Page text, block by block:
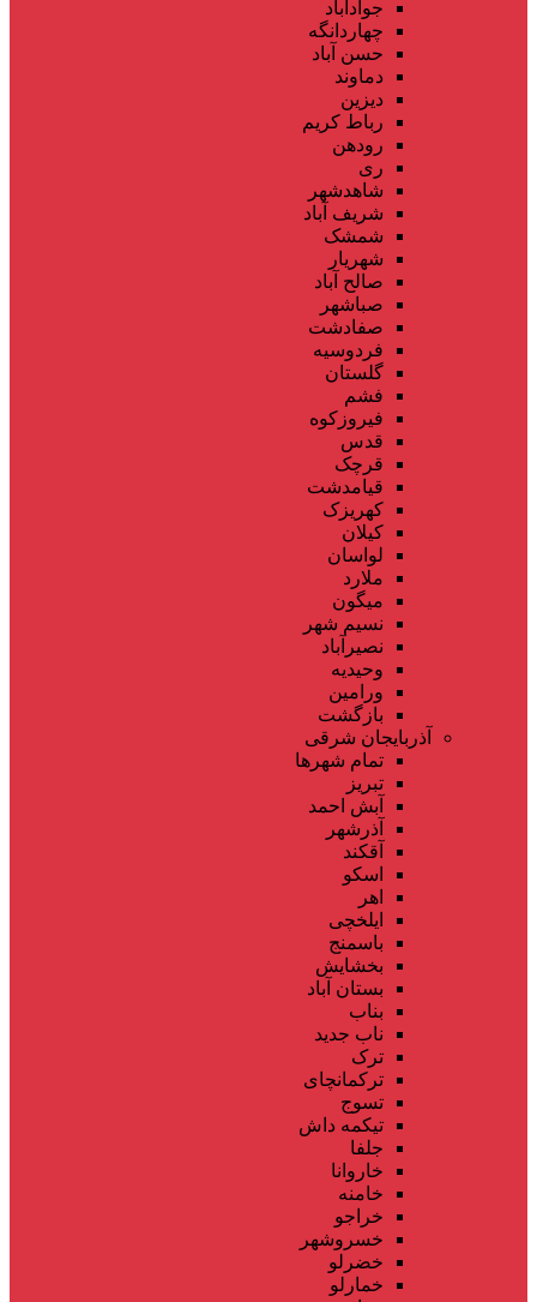
جوادآباد
چهاردانگه
حسن آباد
دماوند
دیزین
رباط کریم
رودهن
ری
شاهدشهر
شریف آباد
شمشک
شهریار
صالح آباد
صباشهر
صفادشت
فردوسیه
گلستان
فشم
فیروزکوه
قدس
قرچک
قیامدشت
کهریزک
کیلان
لواسان
ملارد
میگون
نسیم شهر
نصیرآباد
وحیدیه
ورامین
بازگشت
آذربایجان شرقی
تمام شهر‌ها
تبریز
آبش احمد
آذرشهر
آقکند
اسکو
اهر
ایلخچی
باسمنج
بخشایش
بستان آباد
بناب
ناب جدید
ترک
ترکمانچای
تسوج
تیکمه داش
جلفا
خاروانا
خامنه
خراجو
خسروشهر
خضرلو
خمارلو